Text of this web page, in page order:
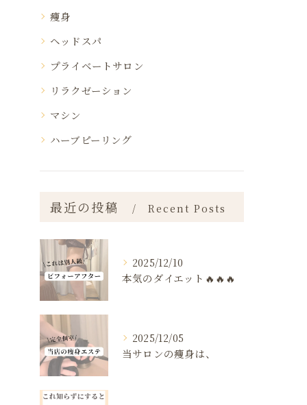
痩身
ヘッドスパ
プライベートサロン
リラクゼーション
マシン
ハーブピーリング
最近の投稿 Recent Posts
2025/12/10
本気のダイエット🔥🔥🔥
2025/12/05
当サロンの痩身は、